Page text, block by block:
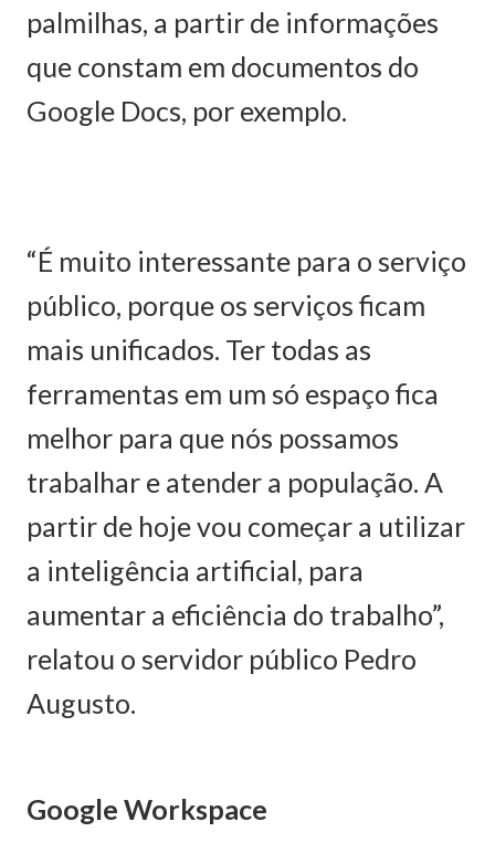
palmilhas, a partir de informações
que constam em documentos do
Google Docs, por exemplo.
“É muito interessante para o serviço
público, porque os serviços ficam
mais unificados. Ter todas as
ferramentas em um só espaço fica
melhor para que nós possamos
trabalhar e atender a população. A
partir de hoje vou começar a utilizar
a inteligência artificial, para
aumentar a eficiência do trabalho”,
relatou o servidor público Pedro
Augusto.
Google Workspace